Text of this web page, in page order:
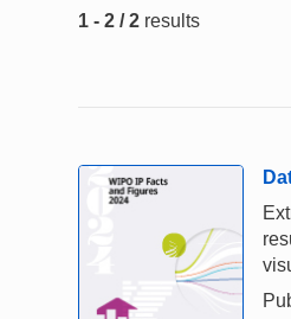
1 - 2 / 2 results